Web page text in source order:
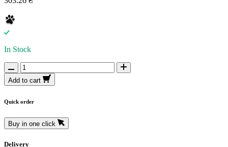
In Stock
Add to cart
Quick order
Buy in one click
Delivery